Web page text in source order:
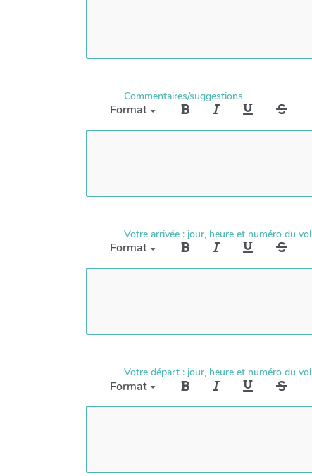
Commentaires/suggestions
Format
Votre arrivée : jour, heure et numéro du vol
Format
Votre départ : jour, heure et numéro du vol
Format